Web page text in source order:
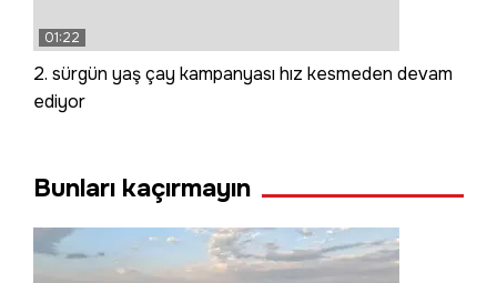
01:22
2. sürgün yaş çay kampanyası hız kesmeden devam
ediyor
Bunları kaçırmayın